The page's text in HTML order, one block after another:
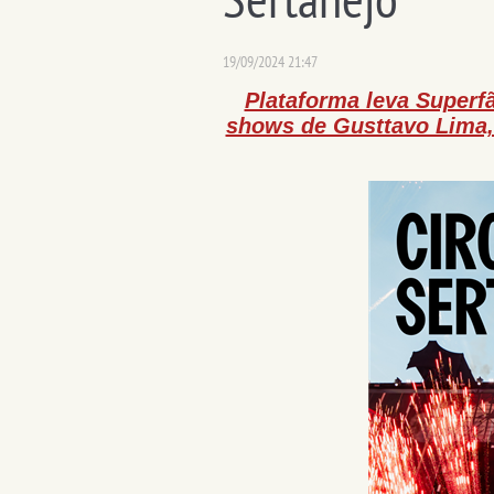
19/09/2024 21:47
Plataforma leva
shows de Gusttavo